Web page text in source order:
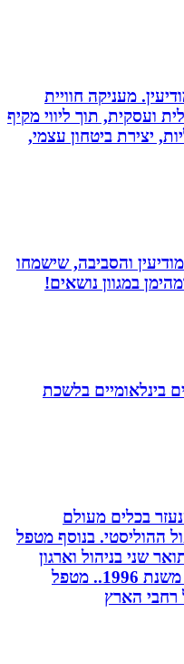
מעניקה חוויית
תוך ליווי מקיף
יצירת ביטחון עצמי,
והסביבה, שישמחו
במגוון נושאים!
בלשכת
בכלים מעולם
ההוליסטי. בנוסף מטפל
שני בניהול וארגון
מערכות חינוך. ניסיון טיפולי משנת 1996.. מטפל
הארץ